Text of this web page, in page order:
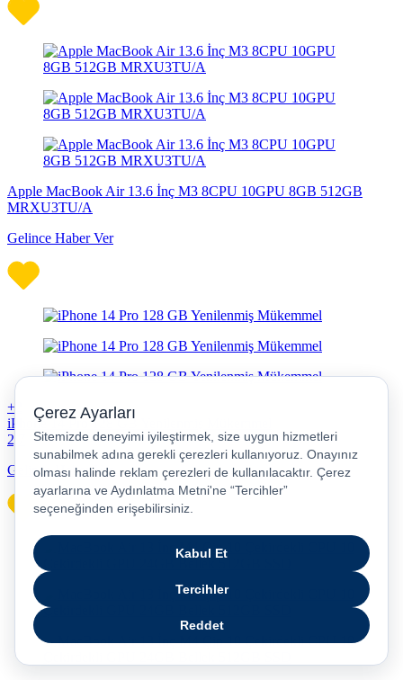
Apple MacBook Air 13.6 İnç M3 8CPU 10GPU 8GB 512GB
MRXU3TU/A
Gelince Haber Ver
+2
iPhone 14 Pro 128 GB Yenilenmiş Mükemmel
2,7
Gelince Haber Ver